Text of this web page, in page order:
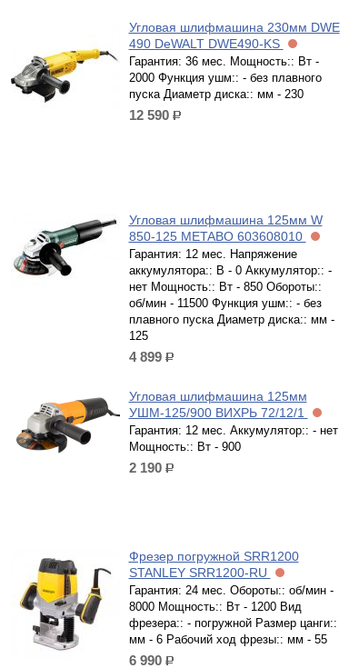
Угловая шлифмашина 230мм DWE
490 DeWALT DWE490-KS
Гарантия: 36 мес. Мощность:: Вт -
2000 Функция ушм:: - без плавного
пуска Диаметр диска:: мм - 230
12 590 р.
Угловая шлифмашина 125мм W
850-125 METABO 603608010
Гарантия: 12 мес. Напряжение
аккумулятора:: В - 0 Аккумулятор:: -
нет Мощность:: Вт - 850 Обороты::
об/мин - 11500 Функция ушм:: - без
плавного пуска Диаметр диска:: мм -
125
4 899 р.
Угловая шлифмашина 125мм
УШМ-125/900 ВИХРЬ 72/12/1
Гарантия: 12 мес. Аккумулятор:: - нет
Мощность:: Вт - 900
2 190 р.
Фрезер погружной SRR1200
STANLEY SRR1200-RU
Гарантия: 24 мес. Обороты:: об/мин -
8000 Мощность:: Вт - 1200 Вид
фрезера:: - погружной Размер цанги::
мм - 6 Рабочий ход фрезы:: мм - 55
6 990 р.